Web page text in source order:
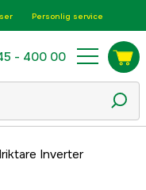
Personlig service
- 400 00
Inverter